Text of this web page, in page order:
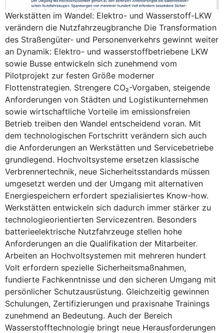
Werkstätten im Wandel: Elektro- und Wasserstoff-LKW
verändern die Nutzfahrzeugbranche Die Transformation
des Straßengüter- und Personenverkehrs gewinnt weiter
an Dynamik: Elektro- und wasserstoffbetriebene LKW
sowie Busse entwickeln sich zunehmend vom
Pilotprojekt zur festen Größe moderner
Flottenstrategien. Strengere CO₂-Vorgaben, steigende
Anforderungen von Städten und Logistikunternehmen
sowie wirtschaftliche Vorteile im emissionsfreien
Betrieb treiben den Wandel entscheidend voran. Mit
dem technologischen Fortschritt verändern sich auch
die Anforderungen an Werkstätten und Servicebetriebe
grundlegend. Hochvoltsysteme ersetzen klassische
Verbrennertechnik, neue Sicherheitsstandards müssen
umgesetzt werden und der Umgang mit alternativen
Energiespeichern erfordert spezialisiertes Know-how.
Werkstätten entwickeln sich dadurch immer stärker zu
technologieorientierten Servicezentren. Besonders
batterieelektrische Nutzfahrzeuge stellen hohe
Anforderungen an die Qualifikation der Mitarbeiter.
Arbeiten an Hochvoltsystemen mit mehreren hundert
Volt erfordern spezielle Sicherheitsmaßnahmen,
fundierte Fachkenntnisse und den sicheren Umgang mit
persönlicher Schutzausrüstung. Gleichzeitig gewinnen
Schulungen, Zertifizierungen und praxisnahe Trainings
zunehmend an Bedeutung. Auch der Bereich
Wasserstofftechnologie bringt neue Herausforderungen